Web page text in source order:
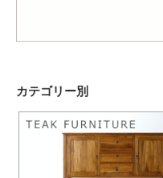
カテゴリー別